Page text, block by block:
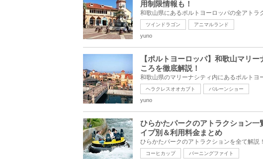
用制限情報も！
ツインドラゴン アニマルランド
yuno
【ポルトヨーロッパ】和歌山マリ
ころを徹底解説！
ヘラクレスオオカブト バルーンショー
yuno
ひらかたパークのアトラクション
イプ別＆利用料金まとめ
コーヒカップ バーニングファイト